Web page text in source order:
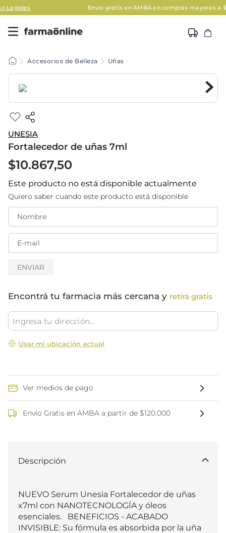
Envío gratis en AMBA en compras mayores a $120.000
Accesorios de Belleza Uñas
UNESIA
Fortalecedor de uñas 7ml
$10.867,50
Este producto no está disponible actualmente
Quiero saber cuando este producto está disponible
ENVIAR
Encontrá tu farmacia más cercana y retirá gratis
Usar mi ubicación actual
Ver medios de pago
Envío Gratis en AMBA a partir de $120.000
Descripción
NUEVO Serum Unesia Fortalecedor de uñas
x7ml con NANOTECNOLOGÍA y óleos
esenciales.   BENEFICIOS - ACABADO
INVISIBLE: Su fórmula es absorbida por la uña